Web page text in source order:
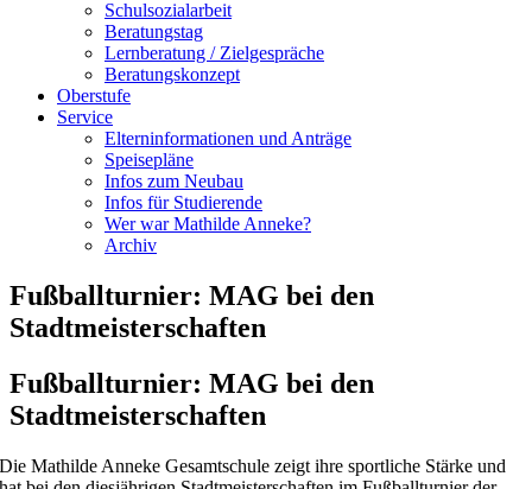
Schulsozialarbeit
Beratungstag
Lernberatung / Zielgespräche
Beratungskonzept
Oberstufe
Service
Elterninformationen und Anträge
Speisepläne
Infos zum Neubau
Infos für Studierende
Wer war Mathilde Anneke?
Archiv
Fußballturnier: MAG bei den
Stadtmeisterschaften
Fußballturnier: MAG bei den
Stadtmeisterschaften
Die Mathilde Anneke Gesamtschule zeigt ihre sportliche Stärke und